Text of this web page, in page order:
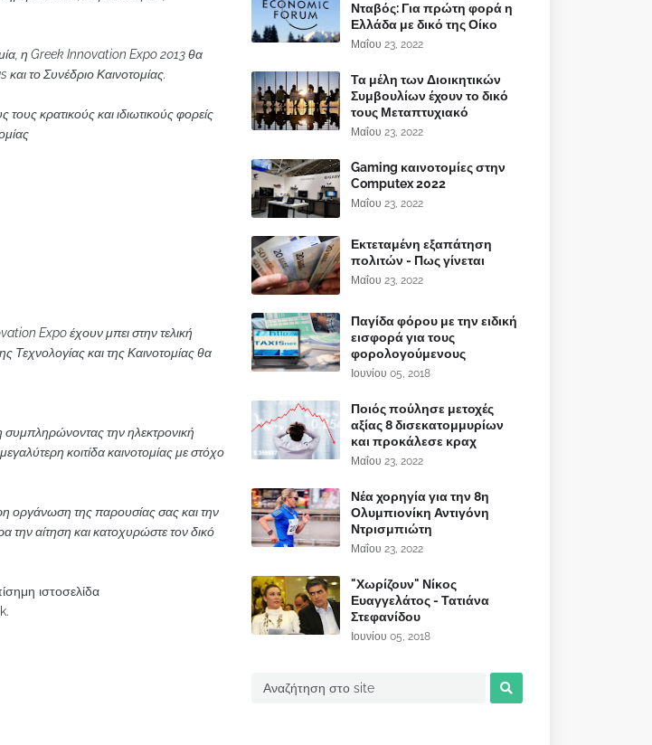
η Greek Innovation Expo 2013 θα
το Συνέδριο Καινοτομίας.
κρατικούς και ιδιωτικούς φορείς
Expo έχουν μπει στην τελική
Τεχνολογίας και της Καινοτομίας θα
την ηλεκτρονική
κοιτίδα καινοτομίας με στόχο
οργάνωση της παρουσίας σας και την
την αίτηση και κατοχυρώστε τον δικό
ιστοσελίδα
Νταβός: Για πρώτη φορά η
Ελλάδα με δικό της Οίκο
Μαΐου 23, 2022
Τα μέλη των Διοικητικών
Συμβουλίων έχουν το δικό
τους Μεταπτυχιακό
Μαΐου 23, 2022
Gaming καινοτομίες στην
Computex 2022
Μαΐου 23, 2022
Εκτεταμένη εξαπάτηση
πολιτών - Πως γίνεται
Μαΐου 23, 2022
Παγίδα φόρου με την ειδική
εισφορά για τους
φορολογούμενους
Ιουνίου 05, 2018
Ποιός πούλησε μετοχές
αξίας 8 δισεκατομμυρίων
και προκάλεσε κραχ
Μαΐου 23, 2022
Νέα χορηγία για την 8η
Ολυμπιονίκη Αντιγόνη
Ντρισμπιώτη
Μαΐου 23, 2022
"Χωρίζουν" Νίκος
Ευαγγελάτος - Τατιάνα
Στεφανίδου
Ιουνίου 05, 2018